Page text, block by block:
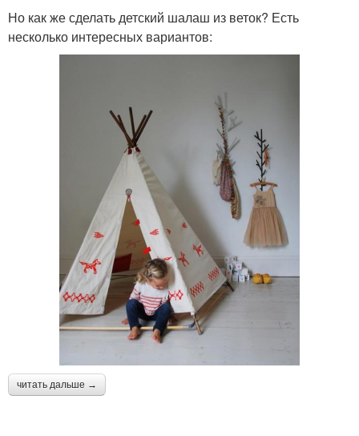
Но как же сделать детский шалаш из веток? Есть
несколько интересных вариантов:
читать дальше →